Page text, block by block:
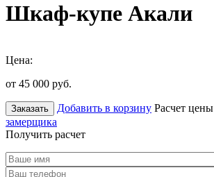
Шкаф-купе Акали
Цена:
от 45 000 руб.
Заказать Добавить в корзину Расчет цены
замерщика
Получить расчет